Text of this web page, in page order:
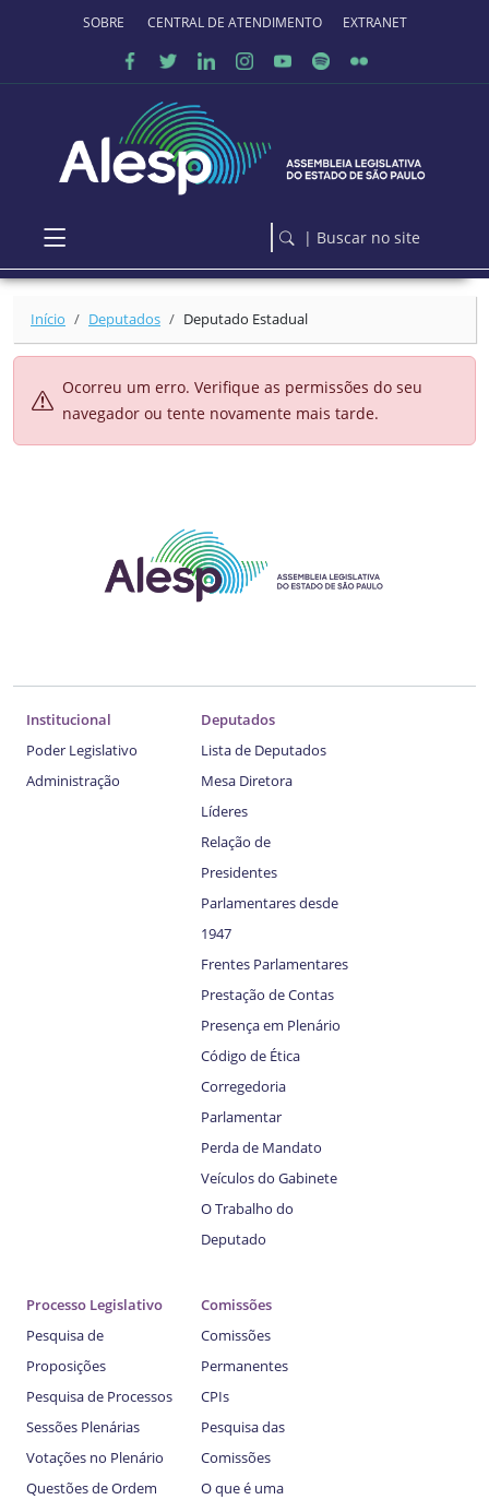
Ir para o conteúdo principal
SOBRE O PORTALCENTRAL DE ATENDIMENTO EXTRANET
| Buscar no site
Início Deputados Deputado Estadual
Ocorreu um erro. Verifique as permissões do seu
navegador ou tente novamente mais tarde.
Institucional
Poder Legislativo
Administração
Deputados
Lista de Deputados
Mesa Diretora
Líderes
Relação de
Presidentes
Parlamentares desde
1947
Frentes Parlamentares
Prestação de Contas
Presença em Plenário
Código de Ética
Corregedoria
Parlamentar
Perda de Mandato
Veículos do Gabinete
O Trabalho do
Deputado
Processo Legislativo
Pesquisa de
Proposições
Pesquisa de Processos
Sessões Plenárias
Votações no Plenário
Questões de Ordem
Comissões
Comissões
Permanentes
CPIs
Pesquisa das
Comissões
O que é uma